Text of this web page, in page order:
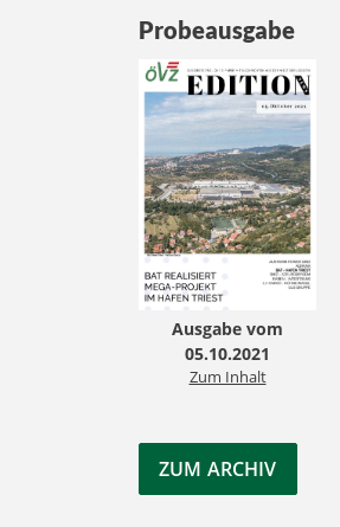
Probeausgabe
Ausgabe vom
05.10.2021
Zum Inhalt
ZUM ARCHIV